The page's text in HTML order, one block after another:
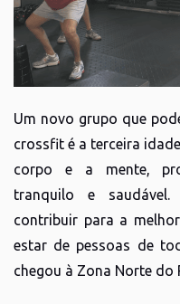
Um novo grupo que
crossfit é a terceira
corpo e a mente,
tranquilo e
contribuir para a
estar de pessoas de
chegou à Zona Norte do